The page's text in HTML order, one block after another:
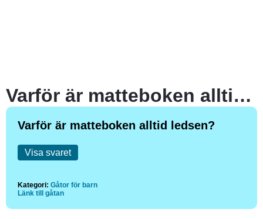
Varför är matteboken alltid ledsen?
Varför är matteboken alltid ledsen?
Visa svaret
Kategori: Gåtor för barn
Länk till gåtan